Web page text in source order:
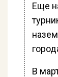
Еще
В